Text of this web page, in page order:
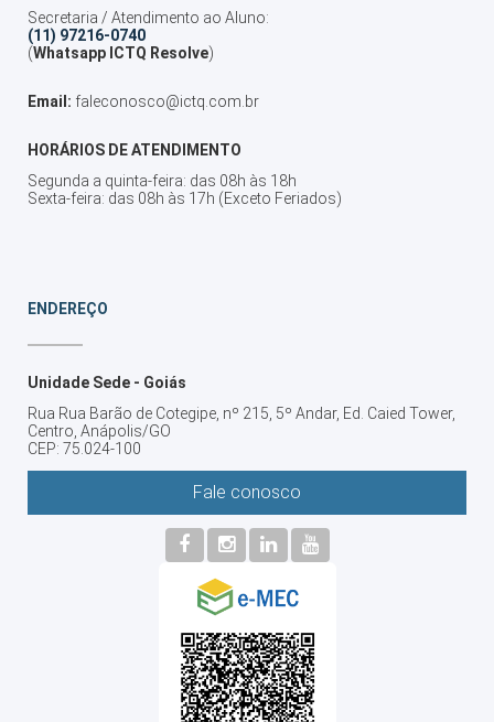
Secretaria / Atendimento ao Aluno:
(11) 97216-0740
(Whatsapp ICTQ Resolve)
Email: faleconosco@ictq.com.br
HORÁRIOS DE ATENDIMENTO
Segunda a quinta-feira: das 08h às 18h
Sexta-feira: das 08h às 17h (Exceto Feriados)
ENDEREÇO
Unidade Sede - Goiás
Rua Rua Barão de Cotegipe, nº 215, 5º Andar, Ed. Caied Tower,
Centro, Anápolis/GO
CEP: 75.024-100
Fale conosco